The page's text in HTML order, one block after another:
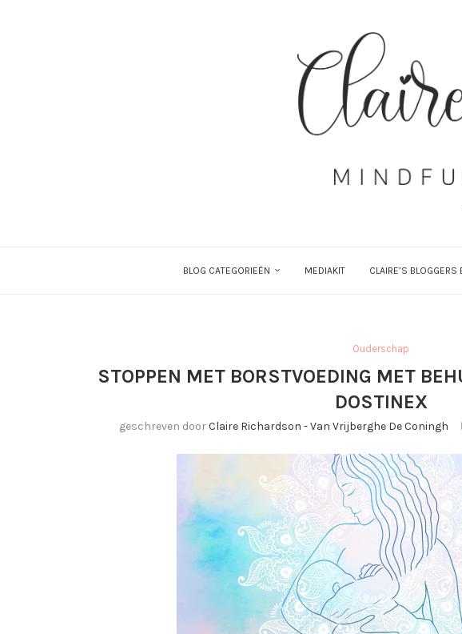
BLOG CATEGORIEËN MEDIAKIT CLAIRE’S BLOGGERS
Ouderschap
STOPPEN MET BORSTVOEDING MET
DOSTINEX
geschreven doorClaire Richardson - Van Vrijberghe De Coningh